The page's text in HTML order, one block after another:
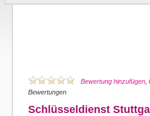
Bewertung hinzufügen
Bewertungen
Schlüsseldienst